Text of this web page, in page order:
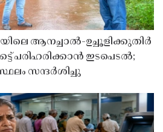
ആനച്ചാൽ-ഉച്ചൂളിക്കുതിർ
പരിഹരിക്കാൻ ഇടപെടൽ;
സന്ദർശിച്ചു